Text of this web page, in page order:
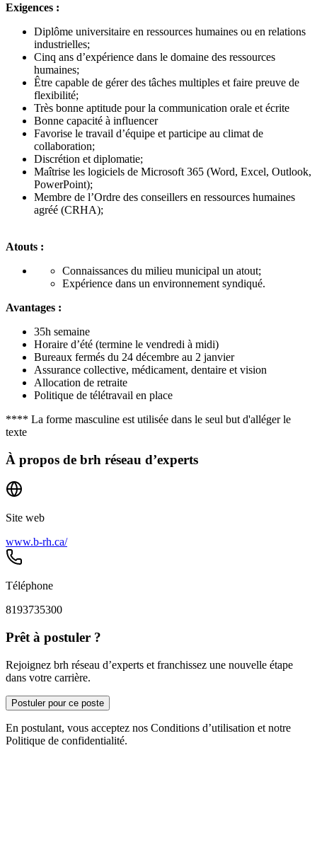
Exigences :
Diplôme universitaire en ressources humaines ou en relations
industrielles;
Cinq ans d’expérience dans le domaine des ressources
humaines;
Être capable de gérer des tâches multiples et faire preuve de
flexibilité;
Très bonne aptitude pour la communication orale et écrite
Bonne capacité à influencer
Favorise le travail d’équipe et participe au climat de
collaboration;
Discrétion et diplomatie;
Maîtrise les logiciels de Microsoft 365 (Word, Excel, Outlook,
PowerPoint);
Membre de l’Ordre des conseillers en ressources humaines
agréé (CRHA);
Atouts :
Connaissances du milieu municipal un atout;
Expérience dans un environnement syndiqué.
Avantages :
35h semaine
Horaire d’été (termine le vendredi à midi)
Bureaux fermés du 24 décembre au 2 janvier
Assurance collective, médicament, dentaire et vision
Allocation de retraite
Politique de télétravail en place
**** La forme masculine est utilisée dans le seul but d'alléger le
texte
À propos de brh réseau d’experts
Site web
www.b-rh.ca/
Téléphone
8193735300
Prêt à postuler ?
Rejoignez brh réseau d’experts et franchissez une nouvelle étape
dans votre carrière.
Postuler pour ce poste
En postulant, vous acceptez nos Conditions d’utilisation et notre
Politique de confidentialité.